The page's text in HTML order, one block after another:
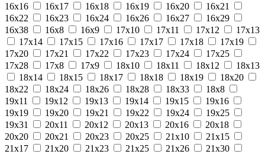
16х16
16х17 16х18 16х19 16х20
16х21
16х22
16х23 16х24 16х26 16х27
16х29
16х38
16х8 16х9 17х10 17х11 17х12
17х13
17х14
17х15 17х16 17х17 17х18
17х19
17х20
17х21 17х22 17х23 17х24
17х25
17х28
17х8 17х9 18х10 18х11 18х12
18х13
18х14
18х15 18х17 18х18 18х19
18х20
18х22
18х24 18х26 18х28 18х33
18х8
19х11
19х12 19х13 19х14 19х15
19х16
19х19
19х20 19х21 19х22 19х24
19х25
19х31
20х11 20х12 20х13 20х16
20х18
20х20
20х21 20х23 20х25 21х10
21х15
21х17
21х20 21х23 21х25 21х26
21х30